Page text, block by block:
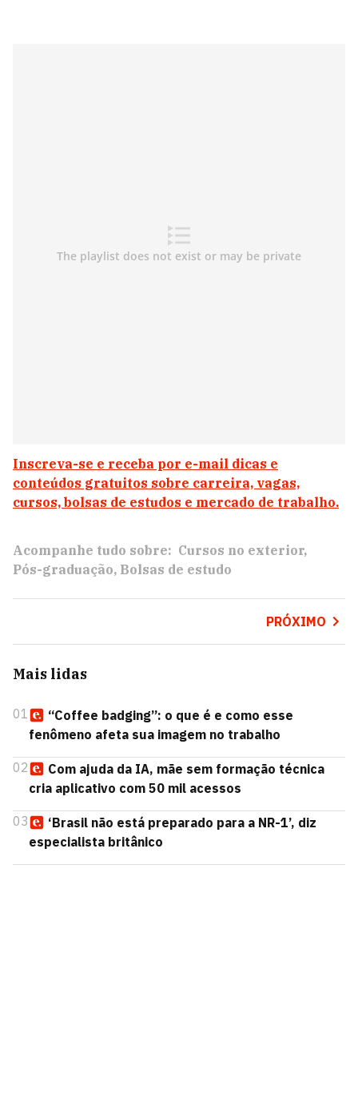
Inscreva-se e receba por e-mail dicas e
conteúdos gratuitos sobre carreira, vagas,
cursos, bolsas de estudos e mercado de trabalho.
Acompanhe tudo sobre: Cursos no exterior
Pós-graduação Bolsas de estudo
PRÓXIMO
Mais lidas
01
“Coffee badging”: o que é e como esse
fenômeno afeta sua imagem no trabalho
02
Com ajuda da IA, mãe sem formação técnica
cria aplicativo com 50 mil acessos
03
‘Brasil não está preparado para a NR-1’, diz
especialista britânico